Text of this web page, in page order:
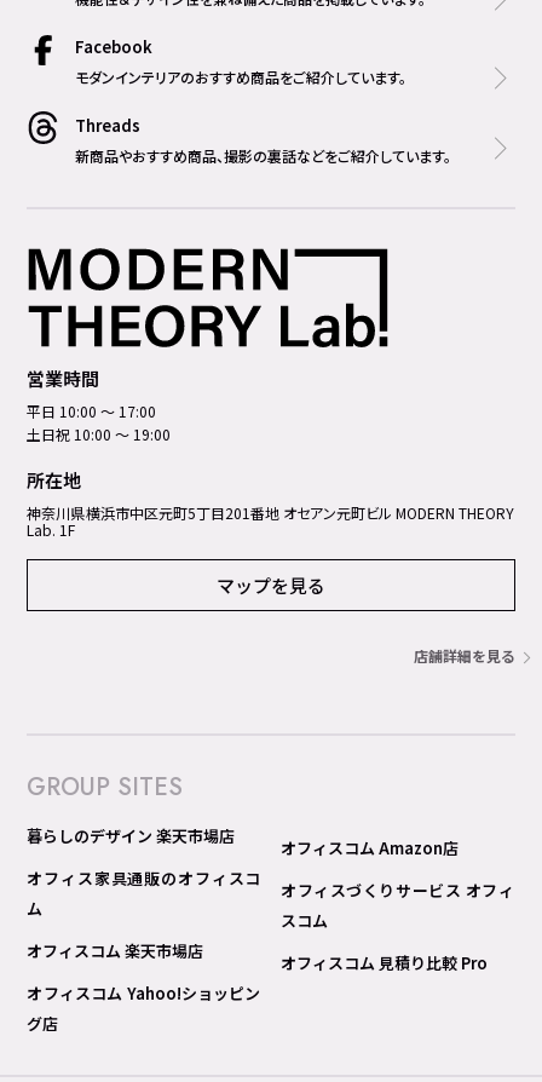
Facebook
モダンインテリアのおすすめ商品をご紹介しています。
Threads
新商品やおすすめ商品、撮影の裏話などをご紹介しています。
営業時間
平日 10:00 ～ 17:00
土日祝 10:00 ～ 19:00
所在地
神奈川県横浜市中区元町5丁⽬201番地 オセアン元町ビル MODERN THEORY
Lab. 1F
マップを見る
店舗詳細を見る
GROUP SITES
暮らしのデザイン 楽天市場店
オフィス家具通販のオフィスコ
ム
オフィスコム 楽天市場店
オフィスコム Yahoo!ショッピン
グ店
オフィスコム Amazon店
オフィスづくりサービス オフィ
スコム
オフィスコム 見積り比較 Pro